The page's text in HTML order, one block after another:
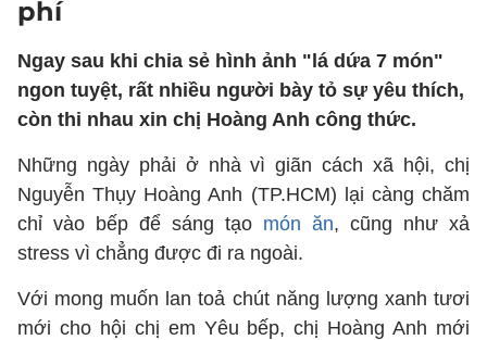
phí
Ngay sau khi chia sẻ hình ảnh "lá dứa 7 món"
ngon tuyệt, rất nhiều người bày tỏ sự yêu thích,
còn thi nhau xin chị Hoàng Anh công thức.
Những ngày phải ở nhà vì giãn cách xã hội, chị
Nguyễn Thụy Hoàng Anh (TP.HCM) lại càng chăm
chỉ vào bếp để sáng tạo món ăn, cũng như xả
stress vì chẳng được đi ra ngoài.
Với mong muốn lan toả chút năng lượng xanh tươi
mới cho hội chị em Yêu bếp, chị Hoàng Anh mới